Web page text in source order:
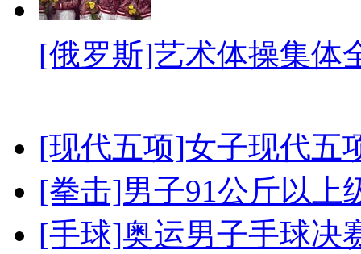
[俄罗斯]艺术体操集体
[现代五项]女子现代五
[拳击]男子91公斤以上
[手球]奥运男子手球决